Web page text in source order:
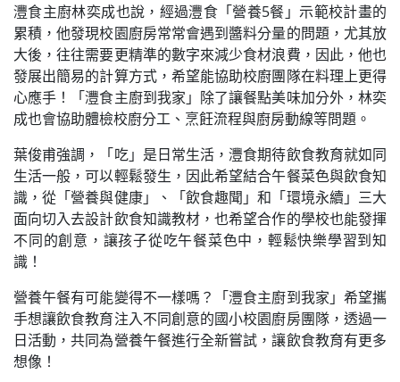
灃食主廚林奕成也說，經過灃食「營養5餐」示範校計畫的
累積，他發現校園廚房常常會遇到醬料分量的問題，尤其放
大後，往往需要更精準的數字來減少食材浪費，因此，他也
發展出簡易的計算方式，希望能協助校廚團隊在料理上更得
心應手！「灃食主廚到我家」除了讓餐點美味加分外，林奕
成也會協助體檢校廚分工、烹飪流程與廚房動線等問題。
葉俊甫強調，「吃」是日常生活，灃食期待飲食教育就如同
生活一般，可以輕鬆發生，因此希望結合午餐菜色與飲食知
識，從「營養與健康」、「飲食趣聞」和「環境永續」三大
面向切入去設計飲食知識教材，也希望合作的學校也能發揮
不同的創意，讓孩子從吃午餐菜色中，輕鬆快樂學習到知
識！
營養午餐有可能變得不一樣嗎？「灃食主廚到我家」希望攜
手想讓飲食教育注入不同創意的國小校園廚房團隊，透過一
日活動，共同為營養午餐進行全新嘗試，讓飲食教育有更多
想像！